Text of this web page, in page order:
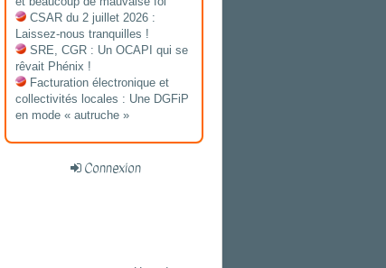
CSAR du 2 juillet 2026 :
Laissez-nous tranquilles !
SRE, CGR : Un OCAPI qui se
rêvait Phénix !
Facturation électronique et
collectivités locales : Une DGFiP
en mode « autruche »
Connexion